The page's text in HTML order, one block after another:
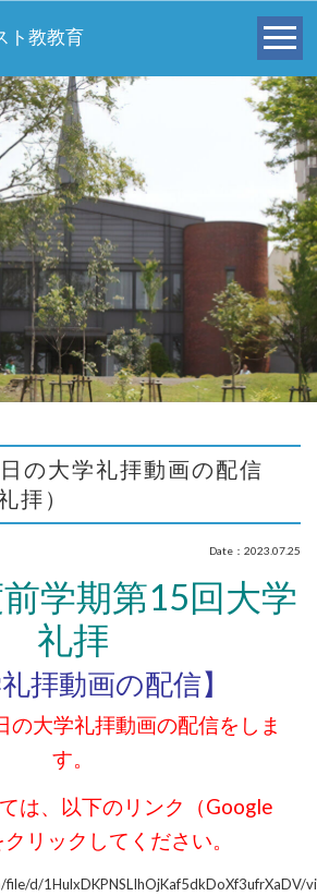
ト教教育
の大学礼拝動画の配信
拝）
Date：2023.07.25
学期第15回大学
礼拝
礼拝動画の配信】
の大学礼拝動画の配信をしま
す。
は、以下のリンク（Google
リックしてください。
d/1HulxDKPNSLIhOjKaf5dkDoXf3ufrXaDV/